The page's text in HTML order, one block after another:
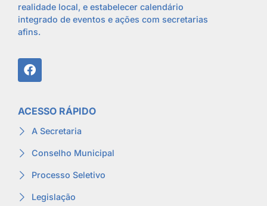
realidade local, e estabelecer calendário
integrado de eventos e ações com secretarias
afins.
ACESSO RÁPIDO
A Secretaria
Conselho Municipal
Processo Seletivo
Legislação